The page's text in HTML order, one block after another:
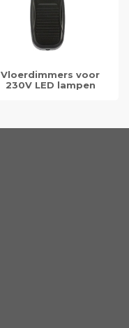
Vloerdimmers voor
230V LED lampen